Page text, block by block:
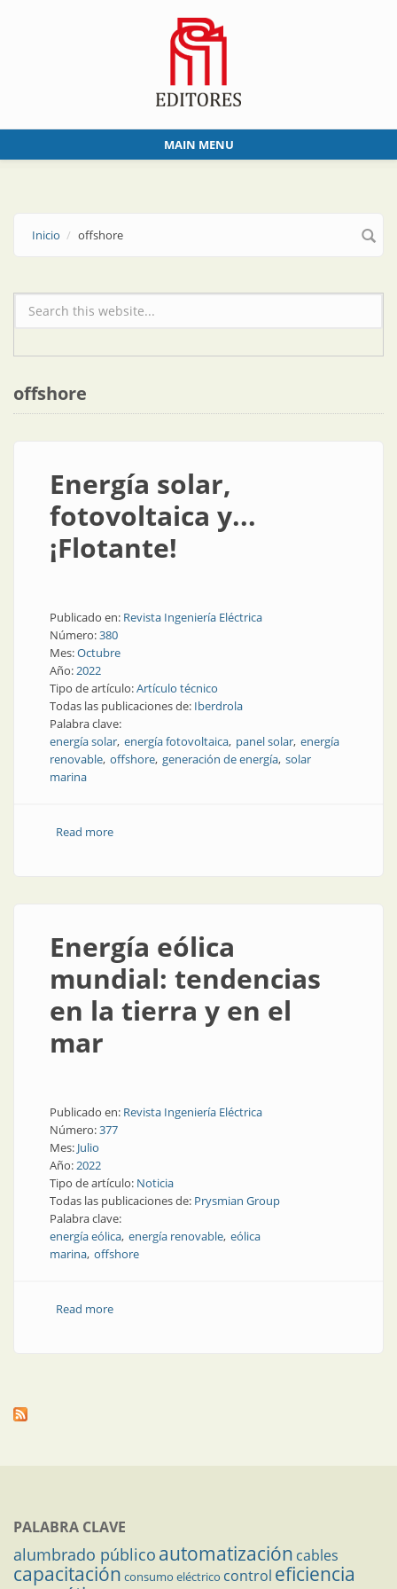
MAIN MENU
Inicio offshore
Formulario de búsqueda
offshore
Energía solar,
fotovoltaica y...
¡Flotante!
Publicado en: Revista Ingeniería Eléctrica
Número:380
Mes:Octubre
Año:2022
Tipo de artículo:Artículo técnico
Todas las publicaciones de: Iberdrola
Palabra clave:
energía solar energía fotovoltaica panel solar energía
renovable offshore generación de energía solar
marina
Read moreabout Energía solar, fotovoltaica y... ¡Flotante!
Energía eólica
mundial: tendencias
en la tierra y en el
mar
Publicado en: Revista Ingeniería Eléctrica
Número:377
Mes: Julio
Año:2022
Tipo de artículo: Noticia
Todas las publicaciones de: Prysmian Group
Palabra clave:
energía eólica energía renovable eólica
marina offshore
Read moreabout Energía eólica mundial: tendencias en la tierra y
PALABRA CLAVE
alumbrado público automatización cables
capacitación consumo eléctrico control eficiencia